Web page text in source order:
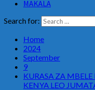
MAKALA
Search for:
Home
2024
September
9
KURASA ZA
KENYA LEO